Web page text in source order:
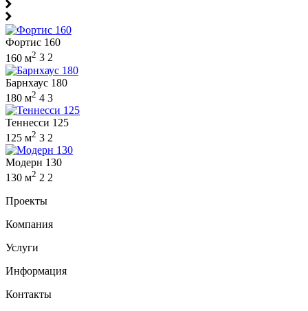
Фортис 160
160 м2 3 2
Барнхаус 180
180 м2 4 3
Теннесси 125
125 м2 3 2
Модерн 130
130 м2 2 2
Проекты
Компания
Услуги
Информация
Контакты